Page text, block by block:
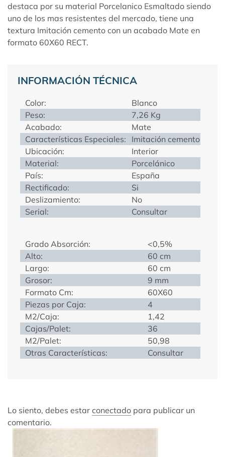
destaca por su material Porcelanico Esmaltado siendo
uno de los mas resistentes del mercado, tiene una
textura Imitación cemento con un acabado Mate en
formato 60X60 RECT.
INFORMACIÓN TÉCNICA
Color:
Blanco
Peso:
7,26 Kg
Acabado:
Mate
Características Especiales:
Imitación cemento
Ubicación:
Interior
Material:
Porcelánico
País:
España
Rectificado:
Si
Deslizamiento:
No
Serial:
Consultar
Grado Absorción:
<0,5%
Alto:
60 cm
Largo:
60 cm
Grosor:
9 mm
Formato Cm:
60X60
Piezas por Caja:
4
M2/Caja:
1,42
Cajas/Palet:
36
M2/Palet:
50,98
Otras Características:
Consultar
Lo siento, debes estar conectado para publicar un
comentario.